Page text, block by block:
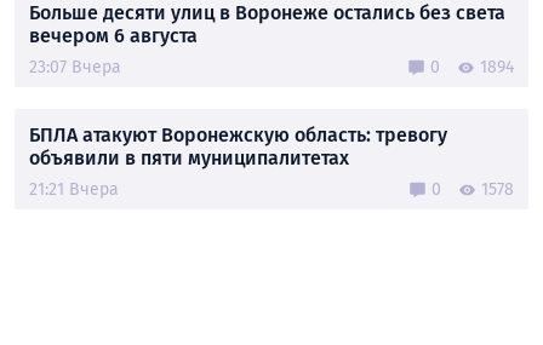
Больше десяти улиц в Воронеже остались без света
вечером 6 августа
23:07 Вчера 0 1894
БПЛА атакуют Воронежскую область: тревогу
объявили в пяти муниципалитетах
21:21 Вчера 0 1578